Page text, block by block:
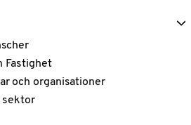
Fastighet
och organisationer